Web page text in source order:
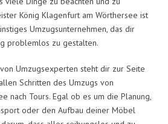
König Klagenfurt am Wörthersee ist
Umzugsunternehmen, das dir
problemlos zu gestalten.
Umzugsexperten steht dir zur Seite
Schritten des Umzugs von
nach Tours. Egal ob es um die Planung,
oder den Aufbau deiner Möbel